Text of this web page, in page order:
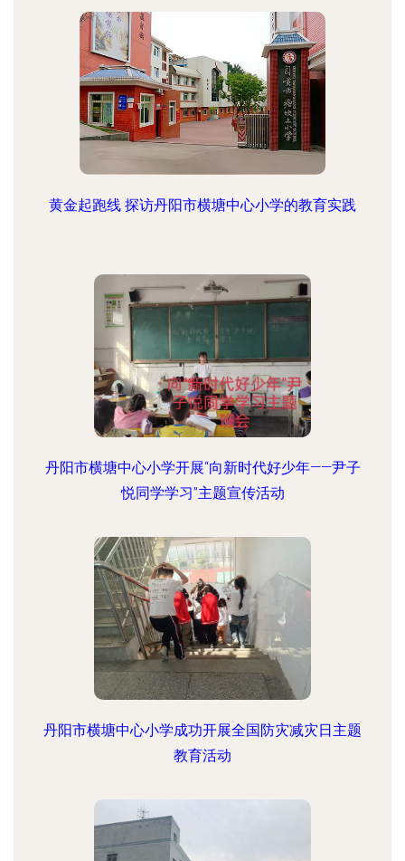
黄金起跑线 探访丹阳市横塘中心小学的教育实践
丹阳市横塘中心小学开展“向新时代好少年——尹子
悦同学学习”主题宣传活动
丹阳市横塘中心小学成功开展全国防灾减灾日主题
教育活动